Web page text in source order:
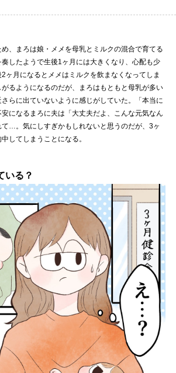
、まろは娘・メメを母乳とミルクの混合で育てる
したようで生後1ヶ月には大きくなり、心配も少
ヶ月になるとメメはミルクを飲まなくなってしま
るようになるのだが、まろはもともと母乳が多い
らに出ていないように感じがしていた。「本当に
になるまろに夫は「大丈夫だよ、こんな元気なん
…。気にしすぎかもしれないと思うのだが、3ヶ
してしまうことになる。
いる？